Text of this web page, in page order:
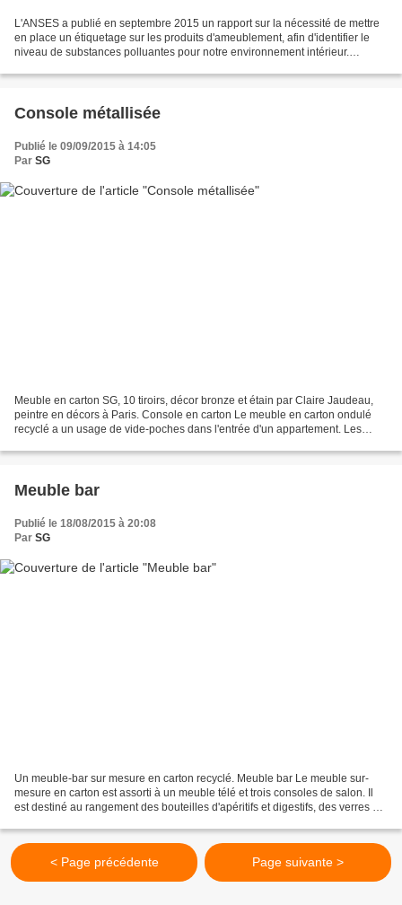
L'ANSES a publié en septembre 2015 un rapport sur la nécessité de mettre
en place un étiquetage sur les produits d'ameublement, afin d'identifier le
niveau de substances polluantes pour notre environnement intérieur.
Console métallisée
Publié le 09/09/2015 à 14:05
Par SG
Meuble en carton SG, 10 tiroirs, décor bronze et étain par Claire Jaudeau,
peintre en décors à Paris. Console en carton Le meuble en carton ondulé
recyclé a un usage de vide-poches dans l'entrée d'un appartement. Les
Meuble bar
Publié le 18/08/2015 à 20:08
Par SG
Un meuble-bar sur mesure en carton recyclé. Meuble bar Le meuble sur-
mesure en carton est assorti à un meuble télé et trois consoles de salon. Il
est destiné au rangement des bouteilles d'apéritifs et digestifs, des verres et
< Page précédente Page suivante >